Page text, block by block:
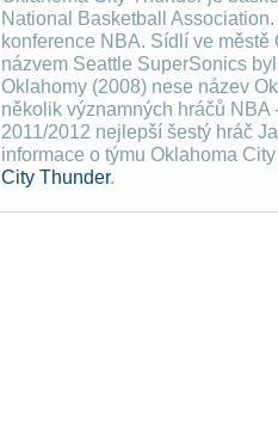
National Basketball
konference NBA. Sídlí ve
názvem Seattle SuperSonics
Oklahomy (2008) nese název
několik významných hráčů
2011/2012 nejlepší šestý hráč
informace o týmu Oklahoma
City Thunder.